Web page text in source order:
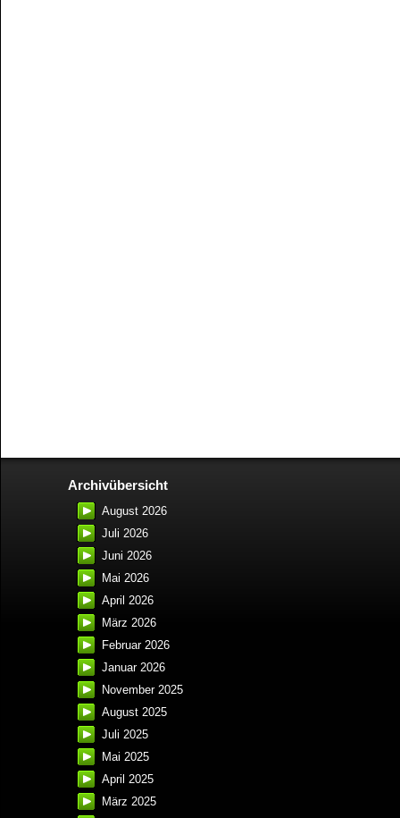
Archivübersicht
August 2026
Juli 2026
Juni 2026
Mai 2026
April 2026
März 2026
Februar 2026
Januar 2026
November 2025
August 2025
Juli 2025
Mai 2025
April 2025
März 2025